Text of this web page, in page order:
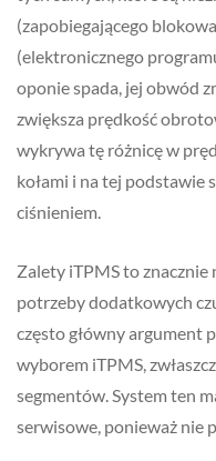
(zapobiegającego
(elektronicznego
oponie spada, jej obwód
zwiększa prędkość
wykrywa tę różnicę w
kołami i na tej podstawie
ciśnieniem.
Zalety iTPMS to
potrzeby dodatkowych
często główny argument
wyborem iTPMS,
segmentów. System ten
serwisowe, ponieważ nie